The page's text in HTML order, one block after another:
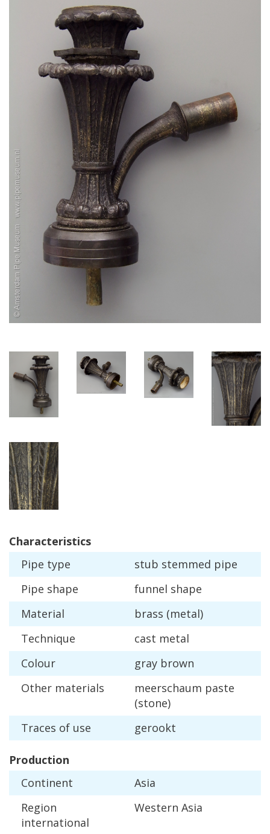
Characteristics
Pipe type stub stemmed pipe
Pipe shape funnel shape
Material
brass (metal)
Technique
cast metal
Colour
gray brown
Other materials meerschaum paste
(stone)
Traces of use gerookt
Production
Continent
Asia
Region
international
Western Asia